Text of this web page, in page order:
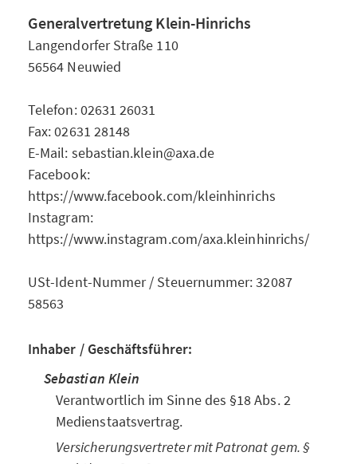
Generalvertretung Klein-Hinrichs
Langendorfer Straße 110
56564 Neuwied
Telefon: 02631 26031
Fax: 02631 28148
E-Mail: sebastian.klein@axa.de
Facebook:
https://www.facebook.com/kleinhinrichs
Instagram:
https://www.instagram.com/axa.kleinhinrichs/
USt-Ident-Nummer / Steuernummer: 32087
58563
Inhaber / Geschäftsführer:
Sebastian Klein
Verantwortlich im Sinne des §18 Abs. 2
Medienstaatsvertrag.
Versicherungsvertreter mit Patronat gem. §